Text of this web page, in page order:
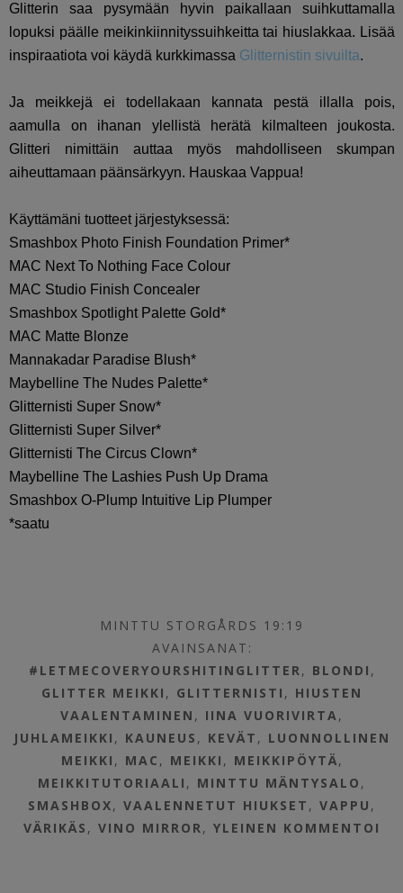
Glitterin saa pysymään hyvin paikallaan suihkuttamalla
lopuksi päälle meikinkiinnityssuihkeitta tai hiuslakkaa. Lisää
inspiraatiota voi käydä kurkkimassa Glitternistin sivuilta.
Ja meikkejä ei todellakaan kannata pestä illalla pois,
aamulla on ihanan ylellistä herätä kilmalteen joukosta.
Glitteri nimittäin auttaa myös mahdolliseen skumpan
aiheuttamaan päänsärkyyn. Hauskaa Vappua!
Käyttämäni tuotteet järjestyksessä:
Smashbox Photo Finish Foundation Primer*
MAC Next To Nothing Face Colour
MAC Studio Finish Concealer
Smashbox Spotlight Palette Gold*
MAC Matte Blonze
Mannakadar Paradise Blush*
Maybelline The Nudes Palette*
Glitternisti Super Snow*
Glitternisti Super Silver*
Glitternisti The Circus Clown*
Maybelline The Lashies Push Up Drama
Smashbox O-Plump Intuitive Lip Plumper
*saatu
MINTTU STORGÅRDS 19:19
AVAINSANAT:
#LETMECOVERYOURSHITINGLITTER, BLONDI ,
GLITTER MEIKKI , GLITTERNISTI , HIUSTEN
VAALENTAMINEN , IINA VUORIVIRTA,
JUHLAMEIKKI , KAUNEUS , KEVÄT , LUONNOLLINEN
MEIKKI , MAC , MEIKKI , MEIKKIPÖYTÄ,
MEIKKITUTORIAALI , MINTTU MÄNTYSALO ,
SMASHBOX,VAALENNETUT HIUKSET ,VAPPU ,
VÄRIKÄS ,VINO MIRROR,YLEINEN KOMMENTOI